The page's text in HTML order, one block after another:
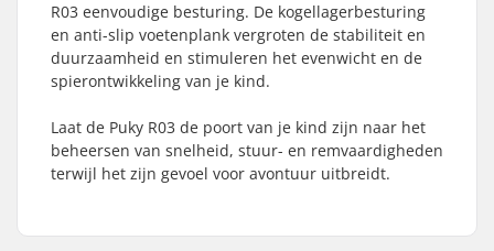
R03 eenvoudige besturing. De kogellagerbesturing
en anti-slip voetenplank vergroten de stabiliteit en
duurzaamheid en stimuleren het evenwicht en de
spierontwikkeling van je kind.
Laat de Puky R03 de poort van je kind zijn naar het
beheersen van snelheid, stuur- en remvaardigheden
terwijl het zijn gevoel voor avontuur uitbreidt.